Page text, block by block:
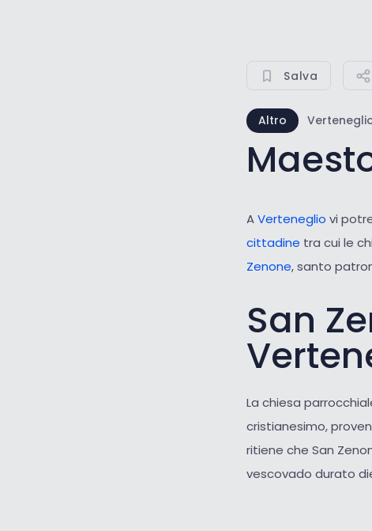
Salva
Altro
AVerteneglio vi
cittadine tra cui le
Zenone, santo
San
La chiesa
cristianesimo,
ritiene che San
vescovado durato